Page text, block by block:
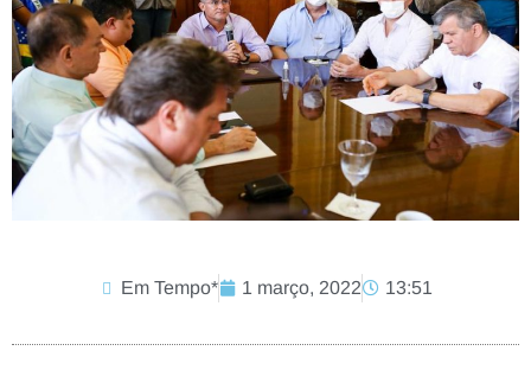
Em Tempo* 1 março, 2022 13:51